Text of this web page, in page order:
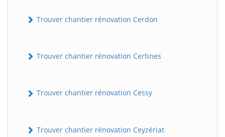
Trouver chantier rénovation Cerdon
Trouver chantier rénovation Certines
Trouver chantier rénovation Cessy
Trouver chantier rénovation Ceyzériat